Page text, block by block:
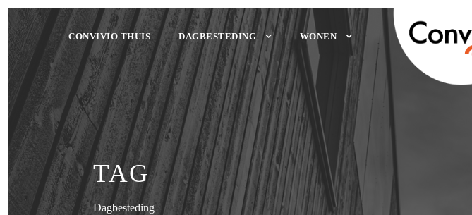
CONVIVIO THUIS DAGBESTEDING WONEN
TAG
Dagbesteding